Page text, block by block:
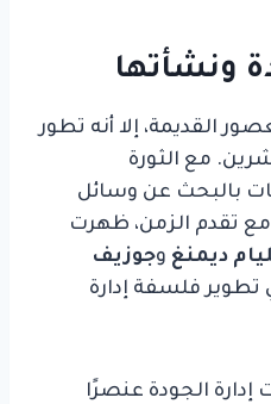
ونشأتها
القديمة، إلا أنه تطور
مع الثورة
بالبحث عن وسائل
تقدم الزمن، ظهرت
ديمنغ وجوزيف
تطوير فلسفة إدارة
إدارة الجودة عنصرًا